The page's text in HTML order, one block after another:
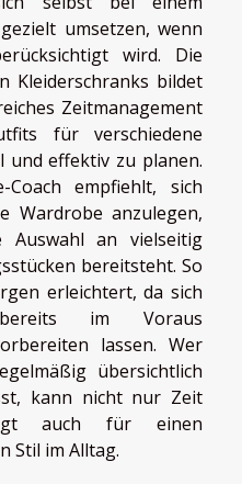
umsetzen, wenn
wird. Die
Kleiderschranks bildet
Zeitmanagement
für verschiedene
und effektiv zu planen.
empfiehlt, sich
Wardrobe anzulegen,
an vielseitig
bereitsteht. So
erleichtert, da sich
im Voraus
lassen. Wer
übersichtlich
kann nicht nur Zeit
auch für einen
Stil im Alltag.